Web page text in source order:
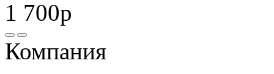
1 700р
Компания